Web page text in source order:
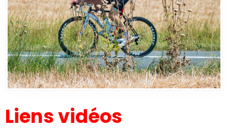
Liens vidéos